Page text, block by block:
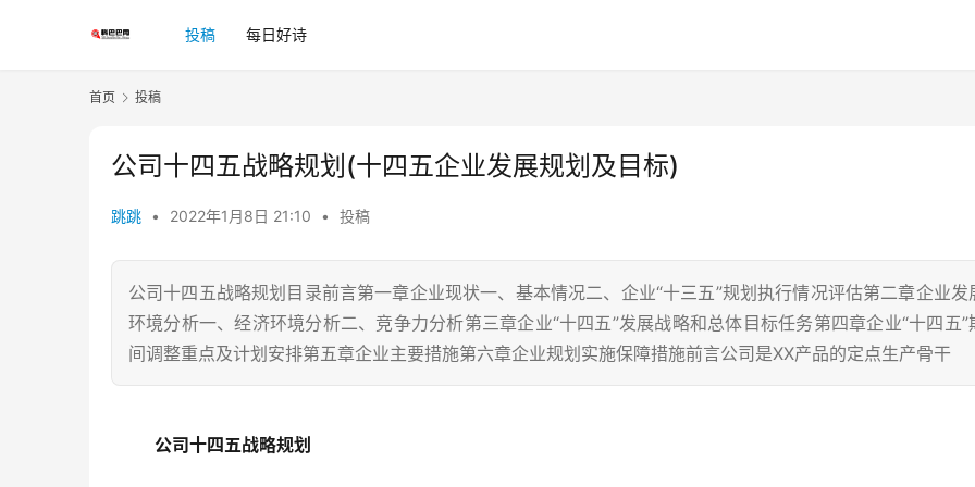
投稿 每日好诗
首页 投稿
公司十四五战略规划(十四五企业发展规划及目标)
跳跳 • 2022年1月8日 21:10 • 投稿
公司十四五战略规划目录前言第一章企业现状一、基本情况二、企业“十三五”规划执行情况评估第二章企业发
环境分析一、经济环境分析二、竞争力分析第三章企业“十四五”发展战略和总体目标任务第四章企业“十四五”
间调整重点及计划安排第五章企业主要措施第六章企业规划实施保障措施前言公司是XX产品的定点生产骨干
公司十四五战略规划